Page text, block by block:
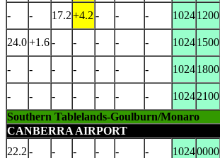
- - 17.2+4.2 - - - 10241200
24.0+1.6- - - - - 10241500
- - - - - - - 10241800
- - - - - - - 10242100
Southern Tablelands-Goulburn/Monaro
CANBERRA AIRPORT
22.2 - - - - - - 10240000